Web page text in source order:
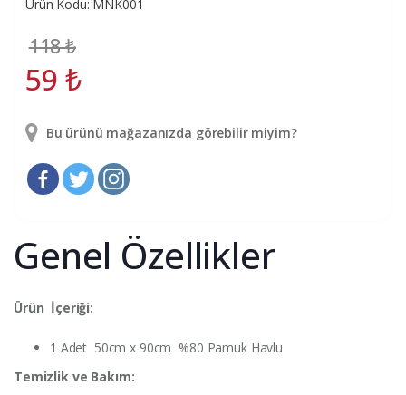
Ürün Kodu: MNK001
118₺
59 ₺
Bu ürünü mağazanızda görebilir miyim?
Genel Özellikler
Ürün İçeriği:
1 Adet 50cm x 90cm %80 Pamuk Havlu
Temizlik ve Bakım: